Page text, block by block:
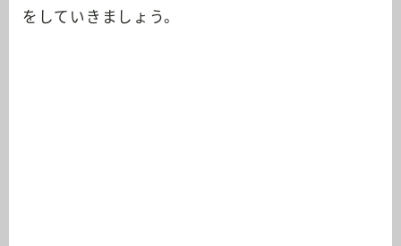
をしていきましょう。